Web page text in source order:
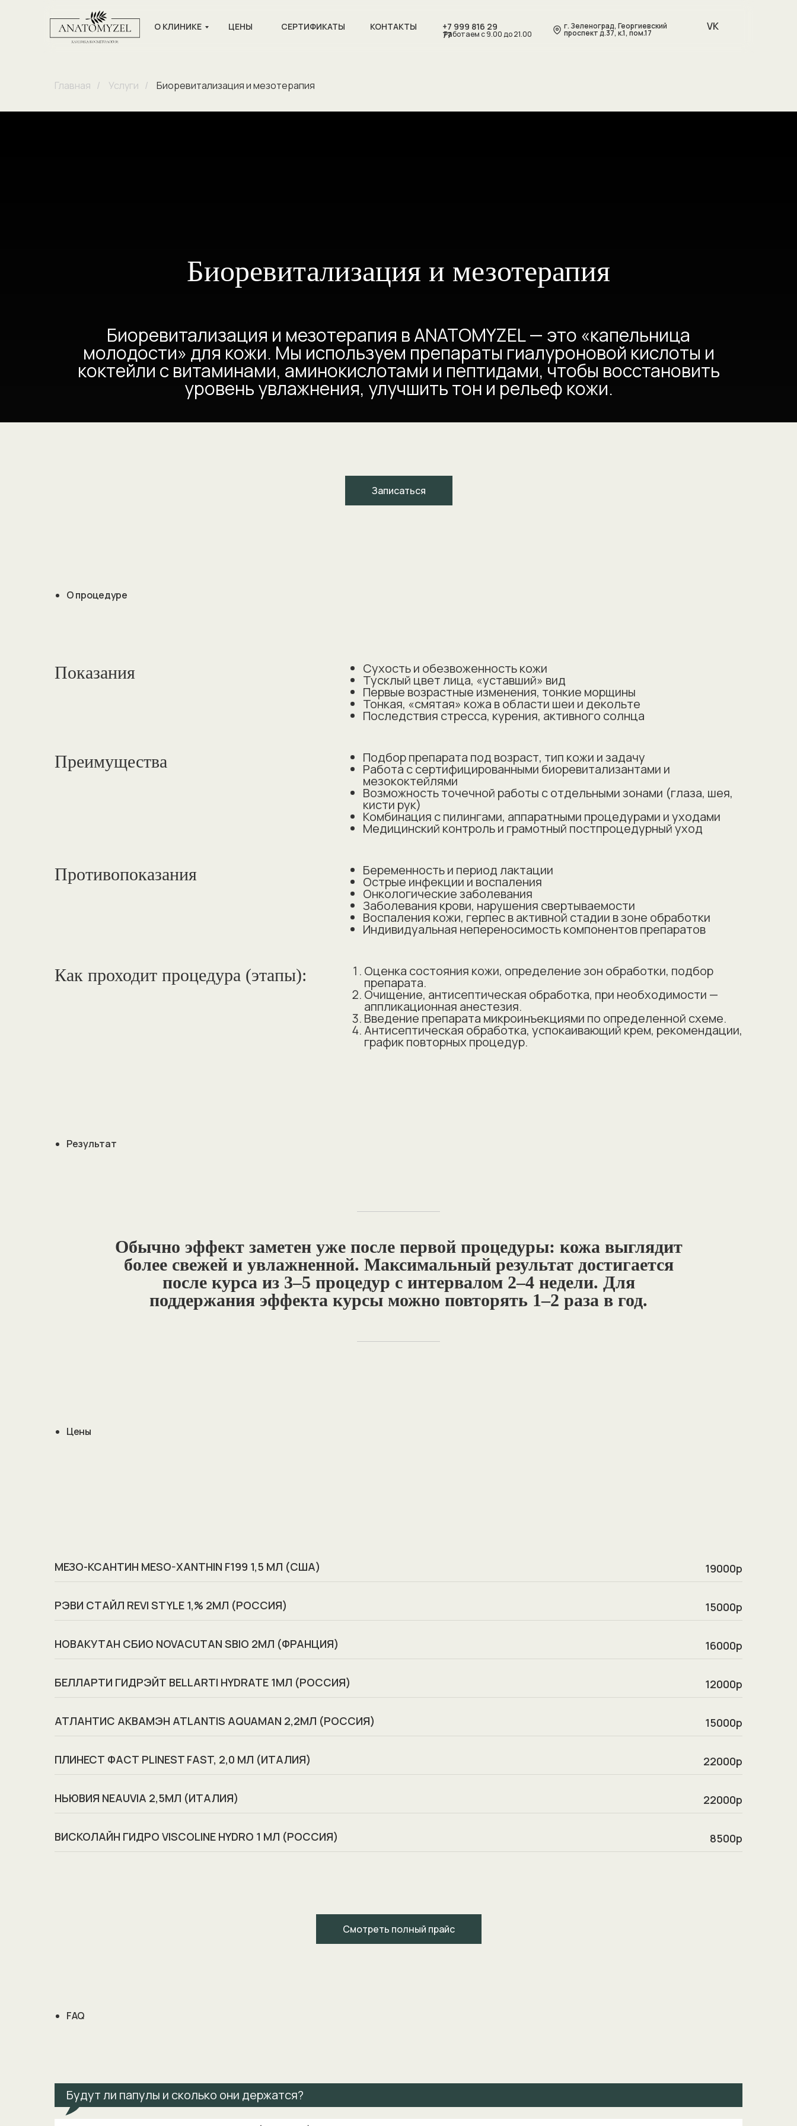
О КЛИНИКЕ СЕРТИФИКАТЫ
ЦЕНЫ VK
КОНТАКТЫ +7 999 816 29
77
г. Зеленоград, Георгиевский
проспект д.37, к.1, пом.17
Работаем с 9.00 до 21.00
Главная / Услуги / Биоревитализация и мезотерапия
Биоревитализация и мезотерапия
Биоревитализация и мезотерапия в ANATOMYZEL — это «капельница
молодости» для кожи. Мы используем препараты гиалуроновой кислоты и
коктейли с витаминами, аминокислотами и пептидами, чтобы восстановить
уровень увлажнения, улучшить тон и рельеф кожи.
Записаться
О процедуре
Показания Сухость и обезвоженность кожи
Тусклый цвет лица, «уставший» вид
Первые возрастные изменения, тонкие морщины
Тонкая, «смятая» кожа в области шеи и декольте
Последствия стресса, курения, активного солнца
Преимущества Подбор препарата под возраст, тип кожи и задачу
Работа с сертифицированными биоревитализантами и
мезококтейлями
Возможность точечной работы с отдельными зонами (глаза, шея,
кисти рук)
Комбинация с пилингами, аппаратными процедурами и уходами
Медицинский контроль и грамотный постпроцедурный уход
Противопоказания Беременность и период лактации
Острые инфекции и воспаления
Онкологические заболевания
Заболевания крови, нарушения свертываемости
Воспаления кожи, герпес в активной стадии в зоне обработки
Индивидуальная непереносимость компонентов препаратов
Как проходит процедура (этапы): Оценка состояния кожи, определение зон обработки, подбор
препарата.
Очищение, антисептическая обработка, при необходимости —
аппликационная анестезия.
Введение препарата микроинъекциями по определенной схеме.
Антисептическая обработка, успокаивающий крем, рекомендации,
график повторных процедур.
Результат
Обычно эффект заметен уже после первой процедуры: кожа выглядит
более свежей и увлажненной. Максимальный результат достигается
после курса из 3–5 процедур с интервалом 2–4 недели. Для
поддержания эффекта курсы можно повторять 1–2 раза в год.
Цены
МЕЗО-КСАНТИН MESO-XANTHIN F199 1,5 МЛ (США) 19000р
РЭВИ СТАЙЛ REVI STYLE 1,% 2МЛ (РОССИЯ) 15000р
НОВАКУТАН СБИО NOVACUTAN SBIO 2МЛ (ФРАНЦИЯ) 16000р
БЕЛЛАРТИ ГИДРЭЙТ BELLARTI HYDRATE 1МЛ (РОССИЯ) 12000р
АТЛАНТИС АКВАМЭН ATLANTIS AQUAMAN 2,2МЛ (РОССИЯ) 15000р
ПЛИНЕСТ ФАСТ PLINEST FAST, 2,0 МЛ (ИТАЛИЯ) 22000р
НЬЮВИЯ NEAUVIA 2,5МЛ (ИТАЛИЯ) 22000р
ВИСКОЛАЙН ГИДРО VISCOLINE HYDRO 1 МЛ (РОССИЯ) 8500р
Смотреть полный прайс
FAQ
Будут ли папулы и сколько они держатся?